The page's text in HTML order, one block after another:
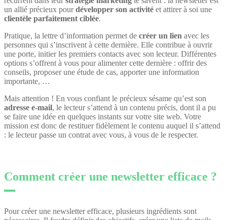
un allié précieux pourdévelopper son activité et attirer à soi une
clientèle parfaitement ciblée.
Pratique, la lettre d’information permet de créer un lien avec les
personnes qui s’inscrivent à cette dernière. Elle contribue à ouvrir
une porte, initier les premiers contacts avec son lecteur. Différentes
options s’offrent à vous pour alimenter cette dernière : offrir des
conseils, proposer une étude de cas, apporter une information
importante, …
Mais attention ! En vous confiant le précieux sésame qu’est son
adresse e-mail, le lecteur s’attend à un contenu précis, dont il a pu
se faire une idée en quelques instants sur votre site web. Votre
mission est donc de restituer fidèlement le contenu auquel il s’attend
: le lecteur passe un contrat avec vous, à vous de le respecter.
Comment créer une newsletter efficace ?
Pour créer une newsletter efficace, plusieurs ingrédients sont